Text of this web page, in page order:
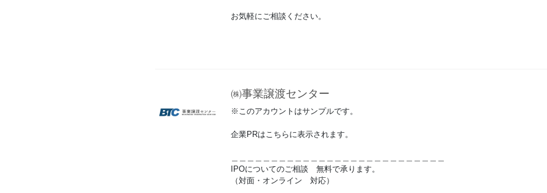
お気軽にご相談ください。
㈱事業譲渡センター
※このアカウントはサンプルです。
企業PRはこちらに表示されます。
IPOについてのご相談 無料で承ります。
（対面・オンライン 対応）